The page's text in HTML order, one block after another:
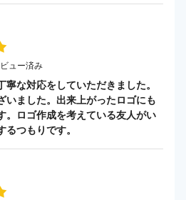
ュー済み
寧な対応をしていただきました。
いました。出来上がったロゴにも
。ロゴ作成を考えている友人がい
つもりです。